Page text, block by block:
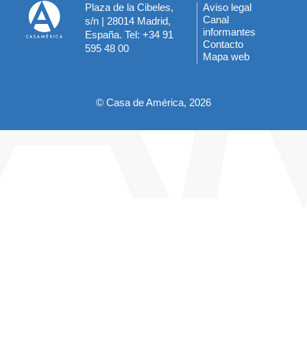
Plaza de la Cibeles,
s/n | 28014 Madrid,
España. Tel: +34 91
595 48 00
Menú
del
pie
Aviso legal
Canal
informantes
Contacto
Mapa web
© Casa de América, 2026